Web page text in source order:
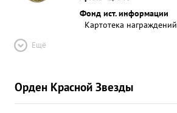
Фонд ист. информации
Картотека награждений
Ещё
Орден Красной Звезды